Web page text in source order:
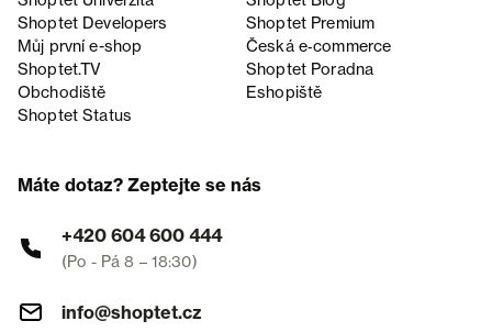
Shoptet Developers
Shoptet Premium
Můj první e-shop
Česká e‑commerce
Shoptet.TV
Shoptet Poradna
Obchodiště
Eshopiště
Shoptet Status
Máte dotaz? Zeptejte se nás
+420 604 600 444
(Po - Pá 8 – 18:30)
info@shoptet.cz